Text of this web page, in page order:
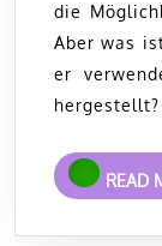
die
Aber was
er
READ